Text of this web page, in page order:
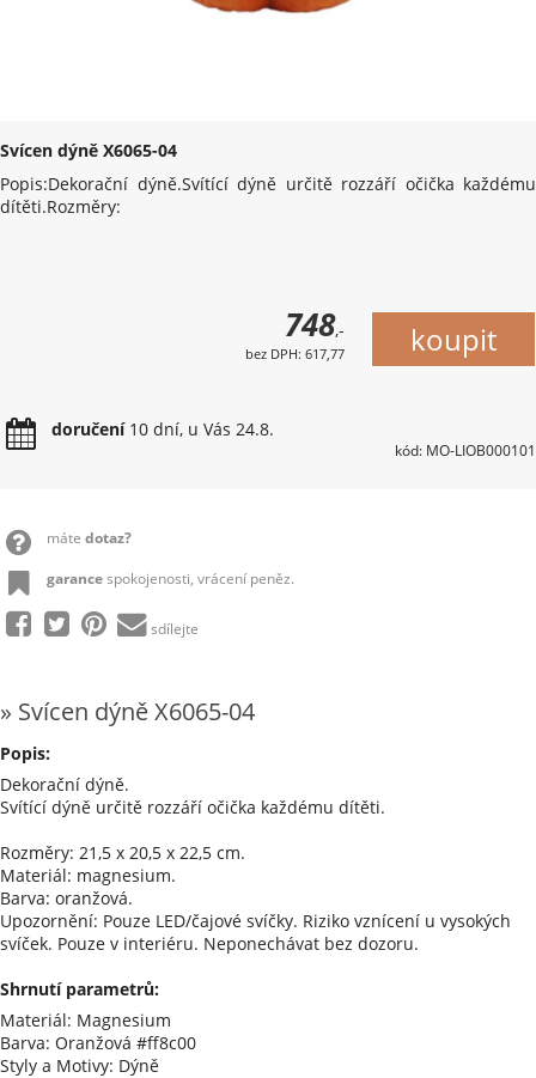
Svícen dýně X6065-04
Popis:Dekorační dýně.Svítící dýně určitě rozzáří očička každému
dítěti.Rozměry:
748,-
bez DPH: 617,77
doručení10 dní, u Vás 24.8.
kód: MO-LIOB000101
máte dotaz?
garancespokojenosti, vrácení peněz.
sdílejte
» Svícen dýně X6065-04
Popis:
Dekorační dýně.
Svítící dýně určitě rozzáří očička každému dítěti.
Rozměry: 21,5 x 20,5 x 22,5 cm.
Materiál: magnesium.
Barva: oranžová.
Upozornění: Pouze LED/čajové svíčky. Riziko vznícení u vysokých
svíček. Pouze v interiéru. Neponechávat bez dozoru.
Shrnutí parametrů:
Materiál: Magnesium
Barva: Oranžová #ff8c00
Styly a Motivy: Dýně